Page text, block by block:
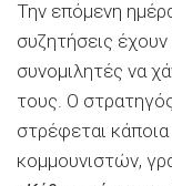
Την επόμενη
συζητήσεις
συνομιλητές να
τους. Ο
στρέφεται
κομμουνιστών,